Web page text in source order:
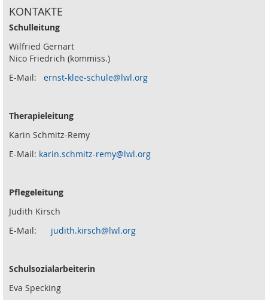
KONTAKTE
Schulleitung
Wilfried Gernart
Nico Friedrich (kommiss.)
E-Mail: ernst-klee-schule@lwl.org
Therapieleitung
Karin Schmitz-Remy
E-Mail: karin.schmitz-remy@lwl.org
Pflegeleitung
Judith Kirsch
E-Mail: judith.kirsch@lwl.org
Schulsozialarbeiterin
Eva Specking